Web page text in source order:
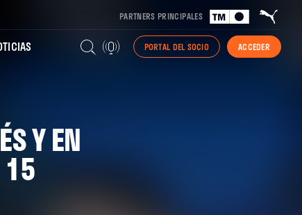
PARTNERS PRINCIPALES
PORTAL DEL SOCIO ACCEDER
Y EN
15